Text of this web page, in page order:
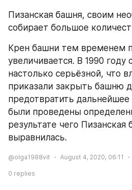
Пизанская башня, своим
собирает большое
Крен башни тем временем
увеличивается. В 1990 году
настолько серьёзной, что
приказали закрыть башню
предотвратить
были проведены
результате чего Пизанская
выравнилась.
@olga1988vit August 4, 2020, 06:11
0 replies